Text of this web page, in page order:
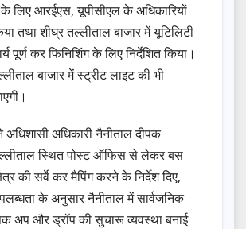
लिए आरईएस, यूपीसीएल के अधिकारियों
तथा शीघ्र तल्लीताल बाजार में यूटिलिटी
पूर्ण कर फिनिशिंग के लिए निर्देशित किया।
बाजार में स्ट्रीट लाइट की भी
अधिशासी अधिकारी नैनीताल दीपक
स्थित पोस्ट ऑफिस से लेकर बस
की सर्वे कर मैपिंग करने के निर्देश दिए,
के अनुसार नैनीताल में सार्वजनिक
अप और ड्रॉप की सुचारू व्यवस्था बनाई